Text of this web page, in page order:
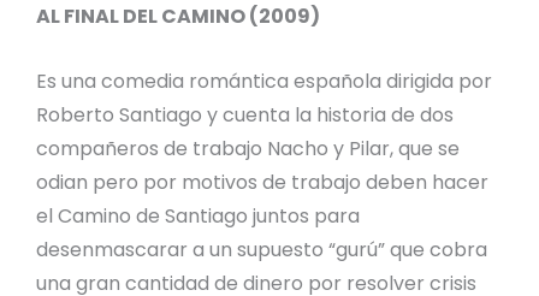
AL FINAL DEL CAMINO (2009)
Es una comedia romántica española dirigida por
Roberto Santiago y cuenta la historia de dos
compañeros de trabajo Nacho y Pilar, que se
odian pero por motivos de trabajo deben hacer
el Camino de Santiago juntos para
desenmascarar a un supuesto “gurú” que cobra
una gran cantidad de dinero por resolver crisis